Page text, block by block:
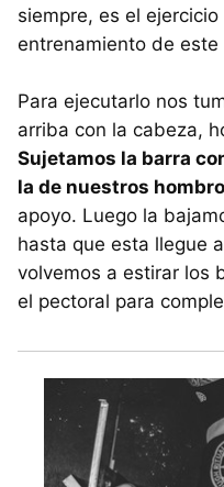
siempre, es el
entrenamiento de este
Para ejecutarlo nos
arriba con la cabeza,
Sujetamos la barra
la de nuestros
apoyo. Luego la
hasta que esta llegue
volvemos a estirar los
el pectoral para